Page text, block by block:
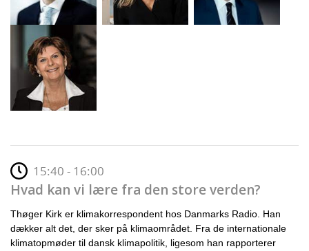
15:40 - 16:00
Hvad kan vi lære fra den store verden?
Thøger Kirk er klimakorrespondent hos Danmarks Radio. Han
dækker alt det, der sker på klimaområdet. Fra de internationale
klimatopmøder til dansk klimapolitik, ligesom han rapporterer